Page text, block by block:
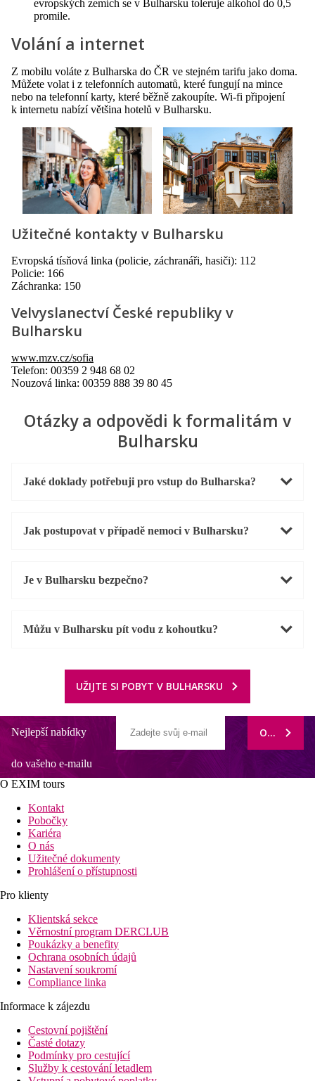
evropských zemích se v Bulharsku toleruje alkohol do 0,5
promile.
Volání a internet
Z mobilu voláte z Bulharska do ČR ve stejném tarifu jako doma.
Můžete volat i z telefonních automatů, které fungují na mince
nebo na telefonní karty, které běžně zakoupíte. Wi-fi připojení
k internetu nabízí většina hotelů v Bulharsku.
Užitečné kontakty v Bulharsku
Evropská tísňová linka (policie, záchranáři, hasiči): 112
Policie: 166
Záchranka: 150
Velvyslanectví České republiky v
Bulharsku
www.mzv.cz/sofia
Telefon: 00359 2 948 68 02
Nouzová linka: 00359 888 39 80 45
Otázky a odpovědi k formalitám v
Bulharsku
Jaké doklady potřebuji pro vstup do Bulharska?
Jak postupovat v případě nemoci v Bulharsku?
Je v Bulharsku bezpečno?
Můžu v Bulharsku pít vodu z kohoutku?
UŽIJTE SI POBYT V BULHARSKU
Nejlepší nabídky
do vašeho e-mailu
ODEBÍRAT
O EXIM tours
Kontakt
Pobočky
Kariéra
O nás
Užitečné dokumenty
Prohlášení o přístupnosti
Pro klienty
Klientská sekce
Věrnostní program DERCLUB
Poukázky a benefity
Ochrana osobních údajů
Nastavení soukromí
Compliance linka
Informace k zájezdu
Cestovní pojištění
Časté dotazy
Podmínky pro cestující
Služby k cestování letadlem